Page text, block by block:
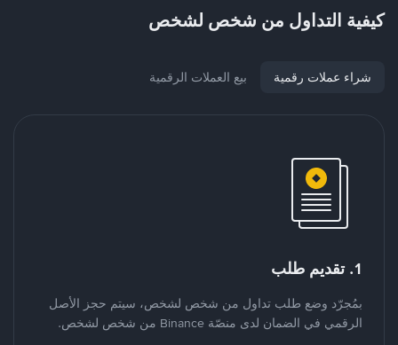
كيفية التداول من شخص لشخص
شراء عملات رقمية بيع العملات الرقمية
1. تقديم طلب
بمُجرّد وضع طلب تداول من شخص لشخص، سيتم حجز الأصل
الرقمي في الضمان لدى منصّة Binance من شخص لشخص.